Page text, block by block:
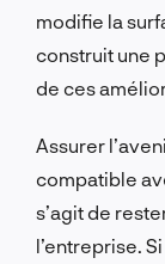
modifie la
construit une
de ces
Assurer
compatible
s’agit de
l’entreprise.